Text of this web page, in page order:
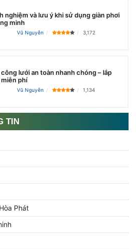
nghiệm và lưu ý khi sử dụng giàn phơi
minh
Vũ Nguyễn 3,172
lưới an toàn nhanh chóng – lắp
phí
Vũ Nguyễn 1,134
TIN
Phát